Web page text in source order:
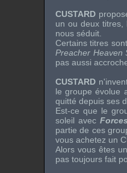
CUSTARD
un ou deux
nous séduit.
Certains titres
Preacher Heaven
pas aussi
CUSTARD
le groupe évolue
quitté depuis ses
Est-ce que le
soleil avec
partie de ces
vous achetez un
Alors vous êtes
pas toujours fait